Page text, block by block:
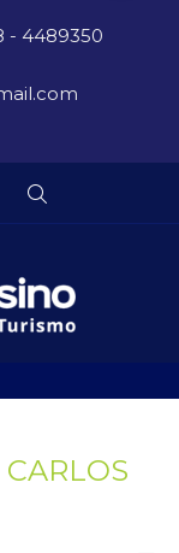
- 4489350
CARLOS